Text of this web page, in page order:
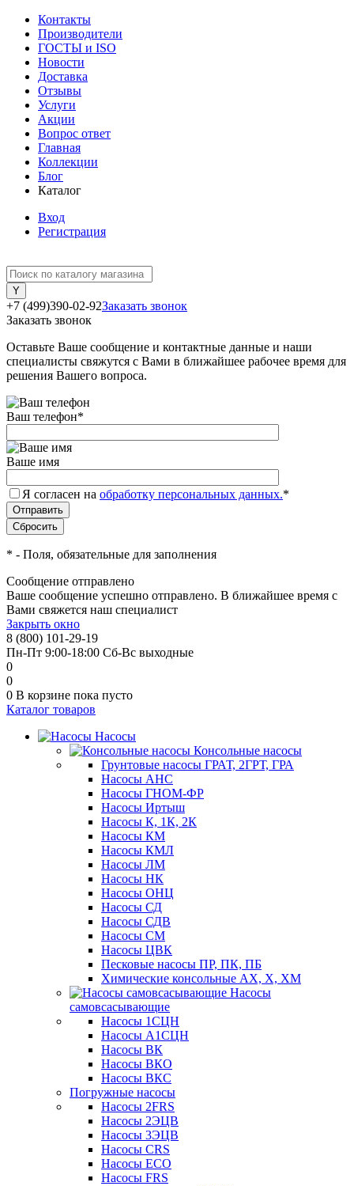
Контакты
Производители
ГОСТЫ и ISO
Новости
Доставка
Отзывы
Услуги
Акции
Вопрос ответ
Главная
Коллекции
Блог
Каталог
Вход
Регистрация
+7 (499)390-02-92Заказать звонок
Заказать звонок
Оставьте Ваше сообщение и контактные данные и наши
специалисты свяжутся с Вами в ближайшее рабочее время для
решения Вашего вопроса.
Ваш телефон*
Ваше имя
Я согласен на обработку персональных данных.*
* - Поля, обязательные для заполнения
Сообщение отправлено
Ваше сообщение успешно отправлено. В ближайшее время с
Вами свяжется наш специалист
Закрыть окно
8 (800) 101-29-19
Пн-Пт 9:00-18:00 Сб-Вс выходные
0
0
0 В корзине пока пусто
Каталог товаров
Насосы
Консольные насосы
Грунтовые насосы ГРАТ, 2ГРТ, ГРА
Насосы АНС
Насосы ГНОМ-ФР
Насосы Иртыш
Насосы К, 1К, 2К
Насосы КМ
Насосы КМЛ
Насосы ЛМ
Насосы НК
Насосы ОНЦ
Насосы СД
Насосы СДВ
Насосы СМ
Насосы ЦВК
Песковые насосы ПР, ПК, ПБ
Химические консольные АХ, Х, ХМ
Насосы
самовсасывающие
Насосы 1СЦН
Насосы А1СЦН
Насосы ВК
Насосы ВКО
Насосы ВКС
Погружные насосы
Насосы 2FRS
Насосы 2ЭЦВ
Насосы 3ЭЦВ
Насосы CRS
Насосы ECO
Насосы FRS